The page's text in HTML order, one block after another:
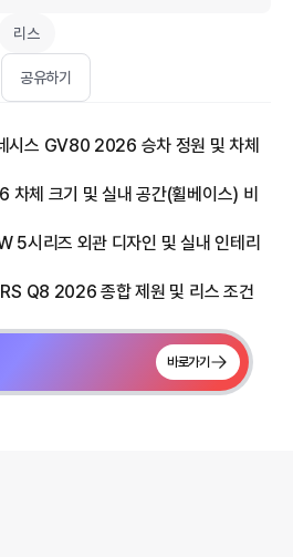
리스
공유하기
시스 GV80 2026 승차 정원 및 차체
체 크기 및 실내 공간(휠베이스) 비
5시리즈 외관 디자인 및 실내 인테리
Q8 2026 종합 제원 및 리스 조건
바로가기